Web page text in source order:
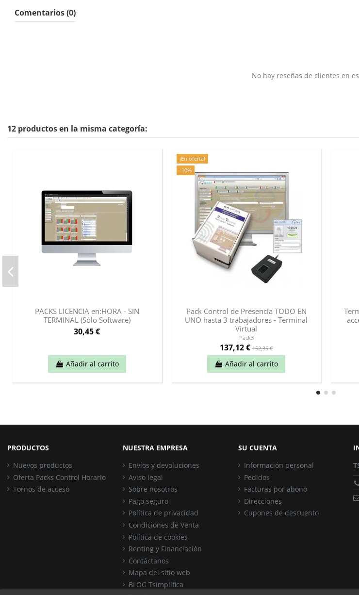
Comentarios (0)
No hay reseñas de clientes en
12 productos en la misma categoría:
PACKS LICENCIA en:HORA - SIN
TERMINAL (Sólo Software)
30,45 €
Añadir al carrito
¡En oferta!
-10%
Pack Control de Presencia TODO EN
UNO hasta 3 trabajadores - Terminal
Virtual
Pack3
137,12 €152,35 €
Añadir al carrito
PRODUCTOS
Nuevos productos
Oferta Packs Control Horario
Tornos de acceso
NUESTRA EMPRESA
Envíos y devoluciones
Aviso legal
Sobre nosotros
Pago seguro
Política de privacidad
Condiciones de Venta
Política de cookies
Renting y Financiación
Contáctanos
Mapa del sitio web
BLOG Tsimplifica
SU CUENTA
Información personal
Pedidos
Facturas por abono
Direcciones
Cupones de descuento